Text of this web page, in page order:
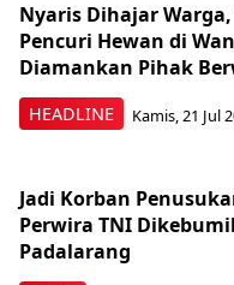
HEADLINE
Nyaris Dihajar
Pencuri Hewan di
Diamankan Pihak
Kamis, 21 Jul
Jadi Korban
Perwira TNI
Padalarang